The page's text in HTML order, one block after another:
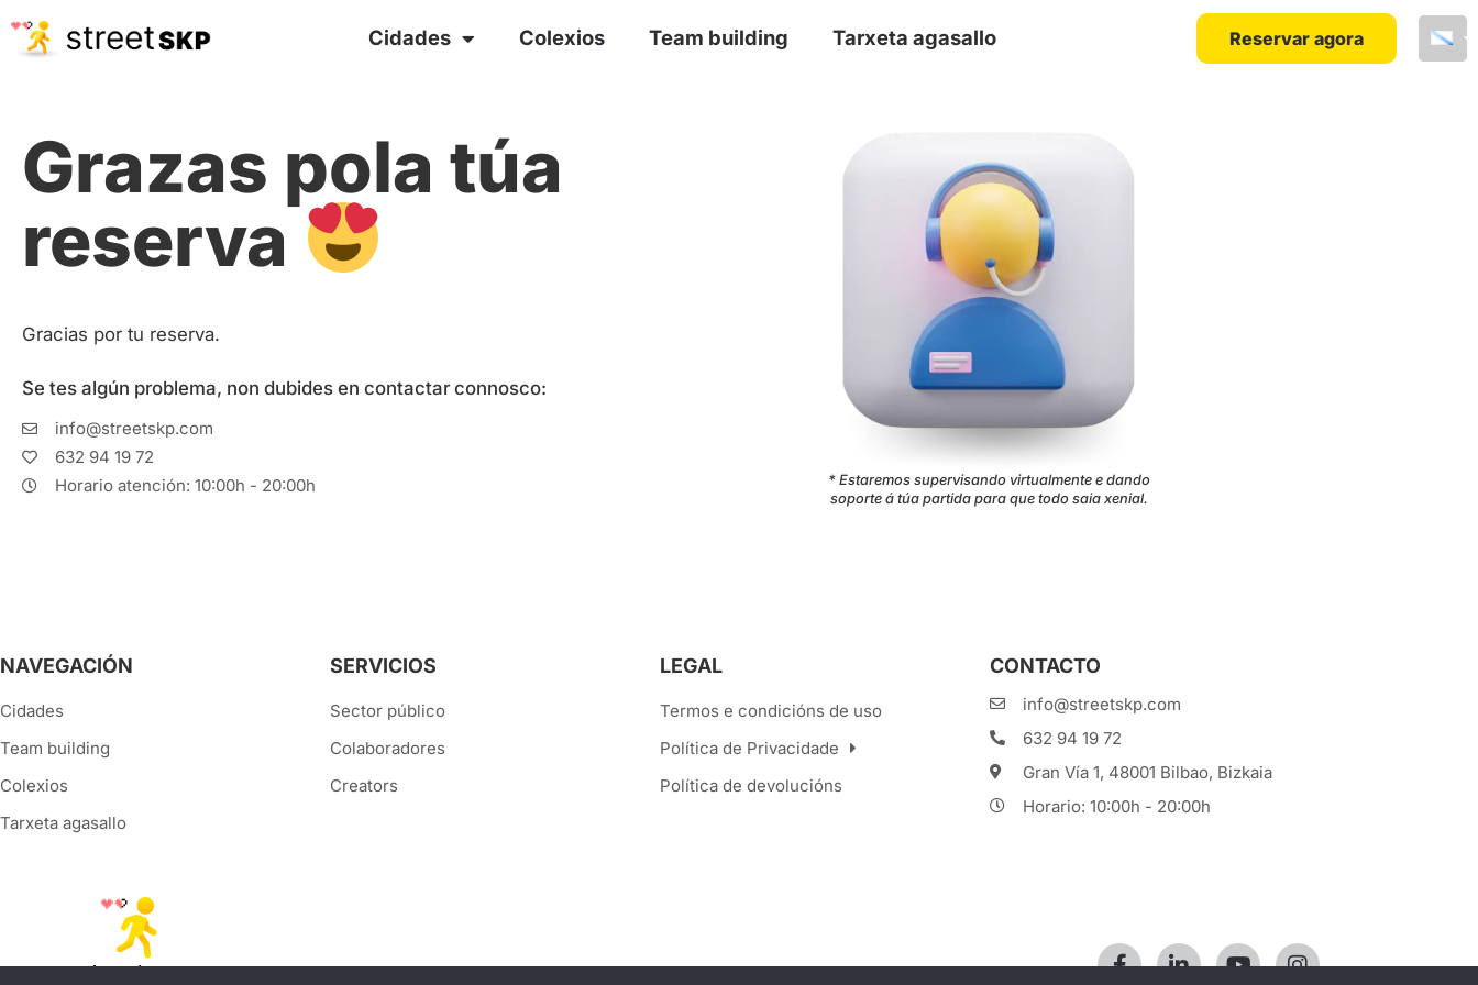
Cidades Colexios Team building Tarxeta agasallo Reservar agora
Grazas pola túa
reserva
Gracias por tu reserva.
Se tes algún problema, non dubides en contactar connosco:
info@streetskp.com
632 94 19 72
Horario atención: 10:00h - 20:00h
* Estaremos supervisando virtualmente e dando
soporte á túa partida para que todo saia xenial.
NAVEGACIÓN
Cidades
Team building
Colexios
Tarxeta agasallo
SERVICIOS
Sector público
Colaboradores
Creators
LEGAL
Termos e condicións de uso
Política de Privacidade
Política de devolucións
CONTACTO
info@streetskp.com
632 94 19 72
Gran Vía 1, 48001 Bilbao, Bizkaia
Horario: 10:00h - 20:00h